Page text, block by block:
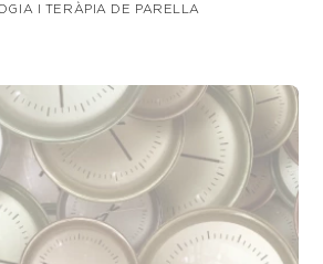
I TERÀPIA DE PARELLA